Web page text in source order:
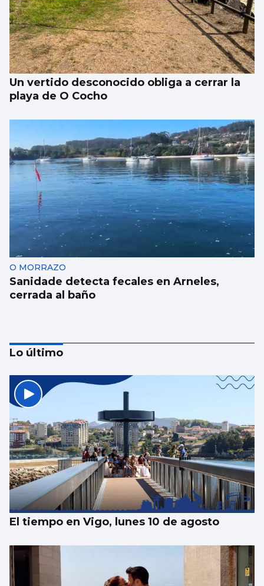
Un vertido desconocido obliga a cerrar la
playa de O Cocho
O MORRAZO
Sanidade detecta fecales en Arneles,
cerrada al baño
Las Festas do Cristo de Cangas se centran
en artistas gallegos
Lo último
El tiempo en Vigo, lunes 10 de agosto